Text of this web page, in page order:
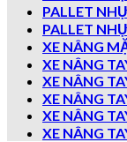
PALLET
PALLET
XE NÂNG
XE NÂNG
XE NÂNG
XE NÂNG
XE NÂNG
XE NÂNG